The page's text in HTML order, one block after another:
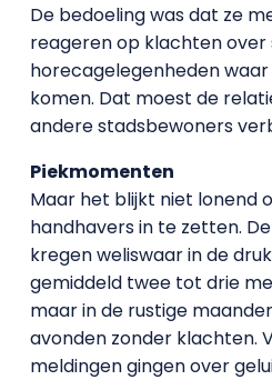
De bedoeling was dat ze
reageren op klachten over
horecagelegenheden
komen. Dat moest de
andere stadsbewoners
Piekmomenten
Maar het blijkt niet lonend
handhavers in te zetten.
kregen weliswaar in de
gemiddeld twee tot drie
maar in de rustige
avonden zonder klachten.
meldingen gingen over